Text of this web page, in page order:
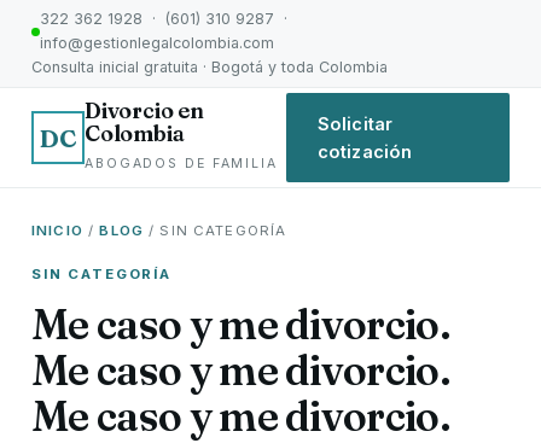
322 362 1928 · (601) 310 9287 ·
info@gestionlegalcolombia.com
Consulta inicial gratuita · Bogotá y toda Colombia
DC
Divorcio en
Colombia
ABOGADOS DE FAMILIA
Solicitar
cotización
INICIO /BLOG / SIN CATEGORÍA
SIN CATEGORÍA
Me caso y me divorcio.
Me caso y me divorcio.
Me caso y me divorcio.